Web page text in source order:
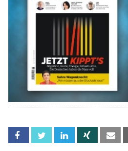
Facebook Twitter Linkedin Xing